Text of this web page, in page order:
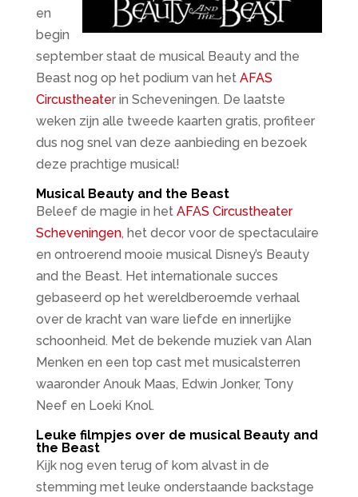
en
begin
september staat de musical Beauty and the
Beast nog op het podium van het AFAS
Circustheater in Scheveningen. De laatste
weken zijn alle tweede kaarten gratis, profiteer
dus nog snel van deze aanbieding en bezoek
deze prachtige musical!
Musical Beauty and the Beast
Beleef de magie in het AFAS Circustheater
Scheveningen, het decor voor de spectaculaire
en ontroerend mooie musical Disney’s Beauty
and the Beast. Het internationale succes
gebaseerd op het wereldberoemde verhaal
over de kracht van ware liefde en innerlijke
schoonheid. Met de bekende muziek van Alan
Menken en een top cast met musicalsterren
waaronder Anouk Maas, Edwin Jonker, Tony
Neef en Loeki Knol.
Leuke filmpjes over de musical Beauty and
the Beast
Kijk nog even terug of kom alvast in de
stemming met leuke onderstaande backstage